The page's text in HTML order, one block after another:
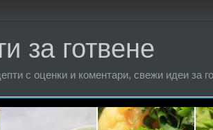
за готвене
с оценки и коментари, свежи идеи за